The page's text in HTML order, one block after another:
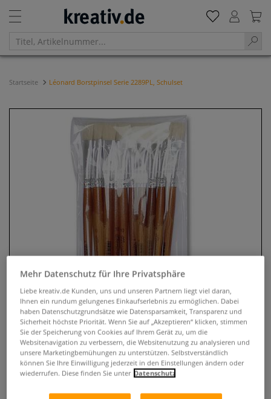
Startseite Léonard Borstpinsel Serie 2289PL, Schulset
Mehr Datenschutz für Ihre Privatsphäre
Liebe kreativ.de Kunden, uns und unseren Partnern liegt viel daran,
Ihnen ein rundum gelungenes Einkaufserlebnis zu ermöglichen. Dabei
haben Datenschutzgrundsätze wie Datensparsamkeit, Transparenz und
Sicherheit höchste Priorität. Wenn Sie auf „Akzeptieren“ klicken, stimmen
Sie der Speicherung von Cookies auf Ihrem Gerät zu, um die
Websitenavigation zu verbessern, die Websitenutzung zu analysieren und
unsere Marketingbemühungen zu unterstützen. Selbstverständlich
können Sie Ihre Einwilligung jederzeit in den Einstellungen ändern oder
wiederrufen. Diese finden Sie unter Datenschutz